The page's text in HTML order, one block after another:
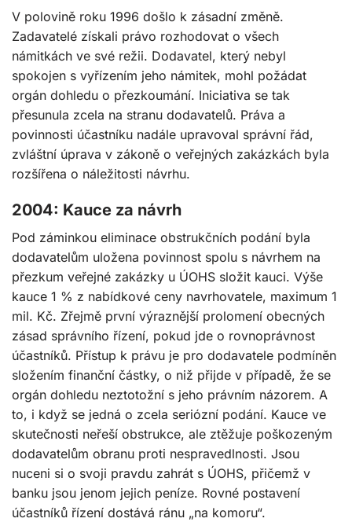
V polovině roku 1996 došlo k zásadní změně.
Zadavatelé získali právo rozhodovat o všech
námitkách ve své režii. Dodavatel, který nebyl
spokojen s vyřízením jeho námitek, mohl požádat
orgán dohledu o přezkoumání. Iniciativa se tak
přesunula zcela na stranu dodavatelů. Práva a
povinnosti účastníku nadále upravoval správní řád,
zvláštní úprava v zákoně o veřejných zakázkách byla
rozšířena o náležitosti návrhu.
2004: Kauce za návrh
Pod záminkou eliminace obstrukčních podání byla
dodavatelům uložena povinnost spolu s návrhem na
přezkum veřejné zakázky u ÚOHS složit kauci. Výše
kauce 1 % z nabídkové ceny navrhovatele, maximum 1
mil. Kč. Zřejmě první výraznější prolomení obecných
zásad správního řízení, pokud jde o rovnoprávnost
účastníků. Přístup k právu je pro dodavatele podmíněn
složením finanční částky, o niž přijde v případě, že se
orgán dohledu neztotožní s jeho právním názorem. A
to, i když se jedná o zcela seriózní podání. Kauce ve
skutečnosti neřeší obstrukce, ale ztěžuje poškozeným
dodavatelům obranu proti nespravedlnosti. Jsou
nuceni si o svoji pravdu zahrát s ÚOHS, přičemž v
banku jsou jenom jejich peníze. Rovné postavení
účastníků řízení dostává ránu „na komoru“.